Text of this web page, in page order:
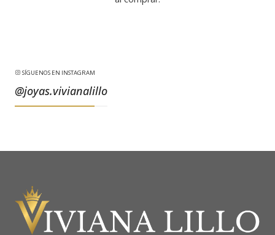
SÍGUENOS EN INSTAGRAM
@joyas.vivianalillo